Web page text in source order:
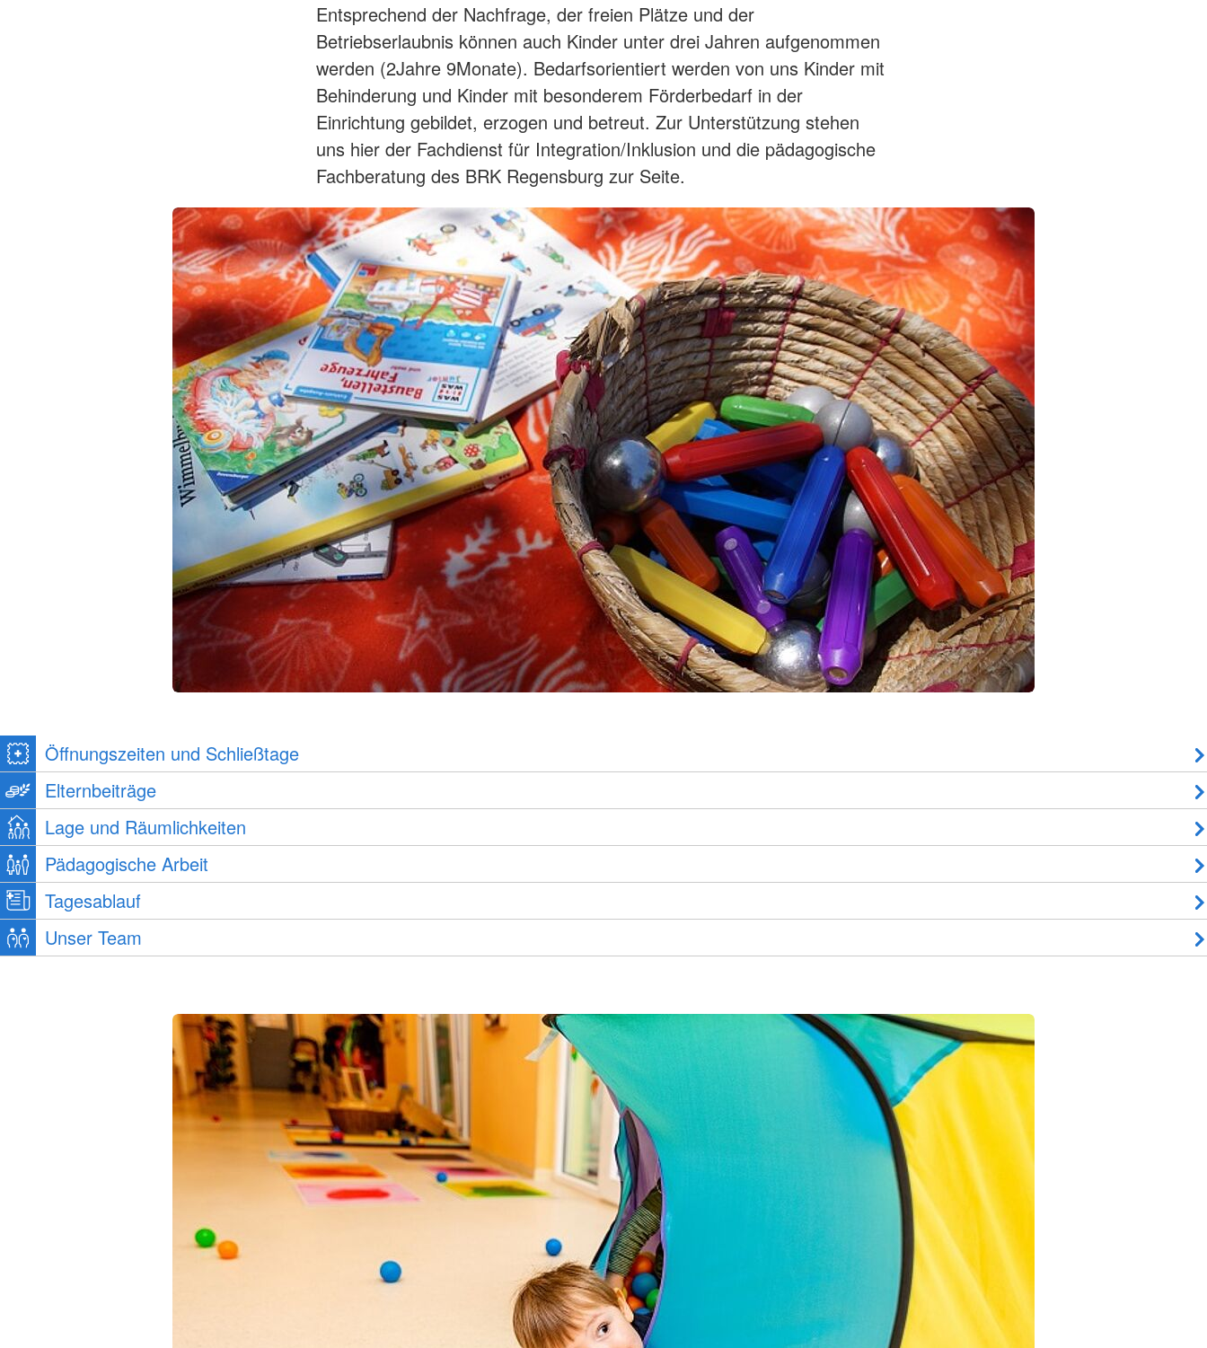
Entsprechend der Nachfrage, der freien Plätze und der
Betriebserlaubnis können auch Kinder unter drei Jahren aufgenommen
werden (2Jahre 9Monate). Bedarfsorientiert werden von uns Kinder mit
Behinderung und Kinder mit besonderem Förderbedarf in der
Einrichtung gebildet, erzogen und betreut. Zur Unterstützung stehen
uns hier der Fachdienst für Integration/Inklusion und die pädagogische
Fachberatung des BRK Regensburg zur Seite.
Öffnungszeiten und Schließtage
Elternbeiträge
Lage und Räumlichkeiten
Pädagogische Arbeit
Tagesablauf
Unser Team